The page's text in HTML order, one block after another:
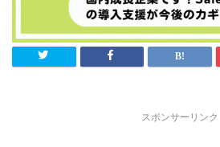
スポンサーリンク